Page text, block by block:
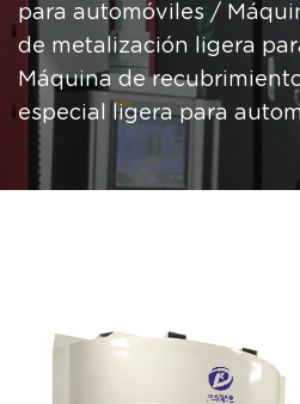
para automóviles /
de metalización ligera
Máquina de
especial ligera para